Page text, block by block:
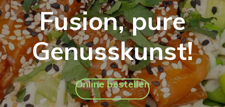
Fusion, pure
Genusskunst!
Online bestellen